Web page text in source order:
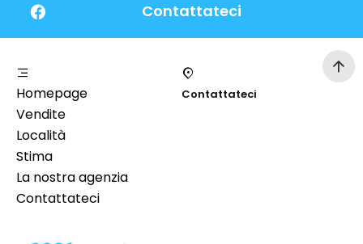
Contattateci
Homepage
Vendite
Località
Stima
La nostra agenzia
Contattateci
Contattateci